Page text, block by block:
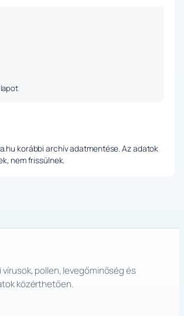
korábbi archív adatmentése. Az adatok
nem frissülnek.
vírusok, pollen, levegőminőség és
közérthetően.